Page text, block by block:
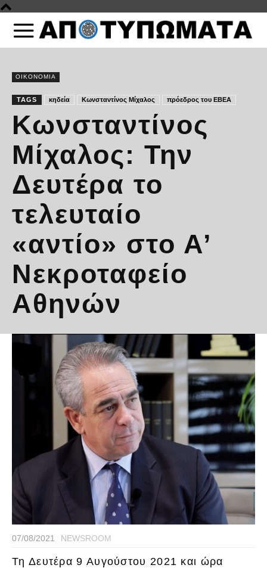
ΟΙΚΟΝΟΜΙΑ
TAGS κηδεία Κωνσταντίνος Μίχαλος πρόεδρος του ΕΒΕΑ
Κωνσταντίνος
Μίχαλος: Την
Δευτέρα το
τελευταίο
«αντίο» στο Α’
Νεκροταφείο
Αθηνών
07/08/2021 NEWSROOM
Τη Δευτέρα 9 Αυγούστου 2021 και ώρα